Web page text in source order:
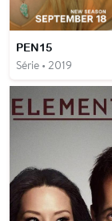
PEN15
Série • 2019